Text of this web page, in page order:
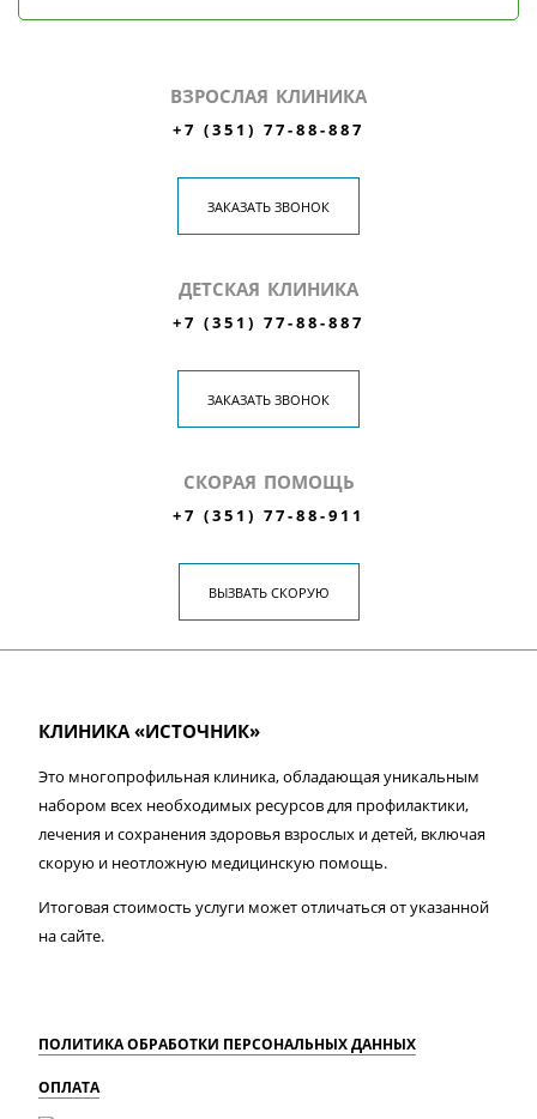
ВЗРОСЛАЯ КЛИНИКА
+7 (351) 77-88-887
ЗАКАЗАТЬ ЗВОНОК
ДЕТСКАЯ КЛИНИКА
+7 (351) 77-88-887
ЗАКАЗАТЬ ЗВОНОК
СКОРАЯ ПОМОЩЬ
+7 (351) 77-88-911
ВЫЗВАТЬ СКОРУЮ
КЛИНИКА «ИСТОЧНИК»
Это многопрофильная клиника, обладающая уникальным
набором всех необходимых ресурсов для профилактики,
лечения и сохранения здоровья взрослых и детей, включая
скорую и неотложную медицинскую помощь.
Итоговая стоимость услуги может отличаться от указанной
на сайте.
ПОЛИТИКА ОБРАБОТКИ ПЕРСОНАЛЬНЫХ ДАННЫХ
ОПЛАТА